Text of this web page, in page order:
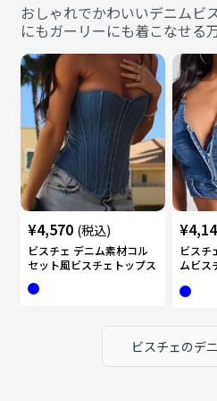
おしゃれでかわいいデニムビ
にもガーリーにも着こなせる
¥4,570 (税込)
ビスチェ デニム素材コル
セット風ビスチェトップス
¥
ビスチ
ムビス
ビスチェ のデ